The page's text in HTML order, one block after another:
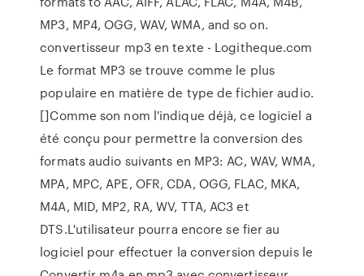
MP3, MP4, OGG, WAV, WMA, and so on.
convertisseur mp3 en texte - Logitheque.com
Le format MP3 se trouve comme le plus
populaire en matière de type de fichier audio.
[]Comme son nom l'indique déjà, ce logiciel a
été conçu pour permettre la conversion des
formats audio suivants en MP3: AC, WAV, WMA,
MPA, MPC, APE, OFR, CDA, OGG, FLAC, MKA,
M4A, MID, MP2, RA, WV, TTA, AC3 et
DTS.L'utilisateur pourra encore se fier au
logiciel pour effectuer la conversion depuis le